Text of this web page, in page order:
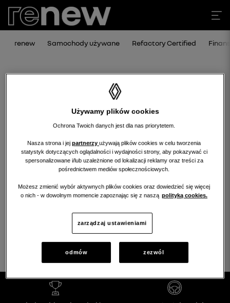
renew Samochody używane Refactory Certified
Niestety, wybrany dealer nie ma
obecnie żadnych ofert w tej kategorii.
Wróć na stronę główną.
wróć na stronę główną
Używamy plików cookies
Ochrona Twoich danych jest dla nas priorytetem.
Nasza strona i jej partnerzy używają plików cookies w celu tworzenia
statystyk dotyczących oglądalności i wydajności strony, aby pokazywać ci
spersonalizowane i/lub uzależnione od lokalizacji reklamy oraz treści za
pośrednictwem mediów społecznościowych.
Możesz zmienić wybór aktywnych plików cookies oraz dowiedzieć się więcej
o nich - w dowolnym momencie zapoznając się z naszą polityką cookies.
zarządzaj ustawieniami
odmów zezwól